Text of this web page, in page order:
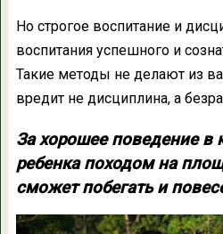
Но строгое воспитание и
воспитания успешного и
Такие методы не делают из
вредит не дисциплина, а
За хорошее поведение в
ребенка походом на
сможет побегать и